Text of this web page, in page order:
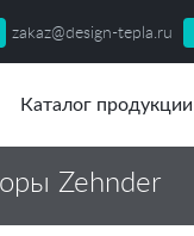
zakaz@design-tepla.ru
Каталог продукции
Zehnder